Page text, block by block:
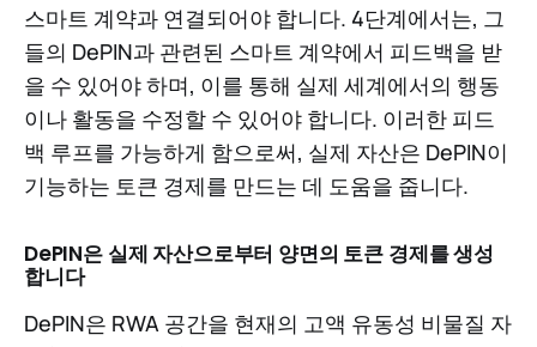
스마트 계약과 연결되어야 합니다. 4단계에서는, 그
들의 DePIN과 관련된 스마트 계약에서 피드백을 받
을 수 있어야 하며, 이를 통해 실제 세계에서의 행동
이나 활동을 수정할 수 있어야 합니다. 이러한 피드
백 루프를 가능하게 함으로써, 실제 자산은 DePIN이
기능하는 토큰 경제를 만드는 데 도움을 줍니다.
DePIN은 실제 자산으로부터 양면의 토큰 경제를 생성
합니다
DePIN은 RWA 공간을 현재의 고액 유동성 비물질 자